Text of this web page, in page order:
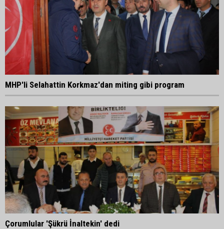
MHP'li Selahattin Korkmaz'dan miting gibi program
Çorumlular 'Şükrü İnaltekin' dedi